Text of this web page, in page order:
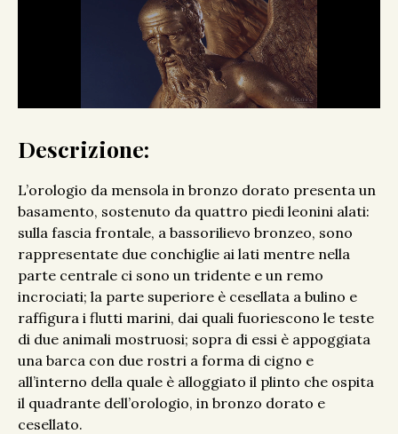
Descrizione:
L’orologio da mensola in bronzo dorato presenta un
basamento, sostenuto da quattro piedi leonini alati:
sulla fascia frontale, a bassorilievo bronzeo, sono
rappresentate due conchiglie ai lati mentre nella
parte centrale ci sono un tridente e un remo
incrociati; la parte superiore è cesellata a bulino e
raffigura i flutti marini, dai quali fuoriescono le teste
di due animali mostruosi; sopra di essi è appoggiata
una barca con due rostri a forma di cigno e
all’interno della quale è alloggiato il plinto che ospita
il quadrante dell’orologio, in bronzo dorato e
cesellato.